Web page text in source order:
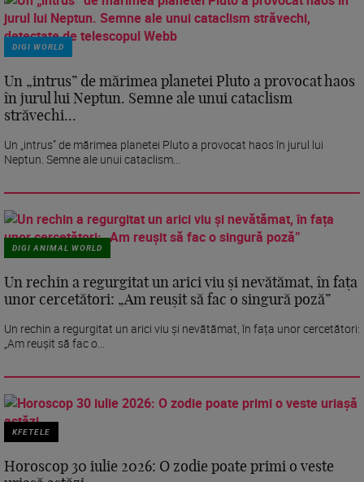
DIGI WORLD
Un „intrus” de mărimea planetei Pluto a provocat haos
în jurul lui Neptun. Semne ale unui cataclism
străvechi...
Un „intrus” de mărimea planetei Pluto a provocat haos în jurul lui
Neptun. Semne ale unui cataclism...
DIGI ANIMAL WORLD
Un rechin a regurgitat un arici viu și nevătămat, în fața
unor cercetători: „Am reușit să fac o singură poză”
Un rechin a regurgitat un arici viu și nevătămat, în fața unor cercetători:
„Am reușit să fac o...
KFETELE
Horoscop 30 iulie 2026: O zodie poate primi o veste